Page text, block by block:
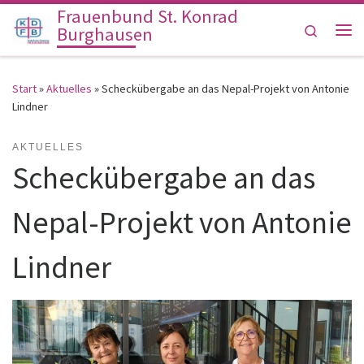
Zum Inhalt springen
Frauenbund St. Konrad
Burghausen
Search
Start»Aktuelles »Scheckübergabe an das Nepal-Projekt von Antonie
Lindner
AKTUELLES
Scheckübergabe an das
Nepal-Projekt von Antonie
Lindner